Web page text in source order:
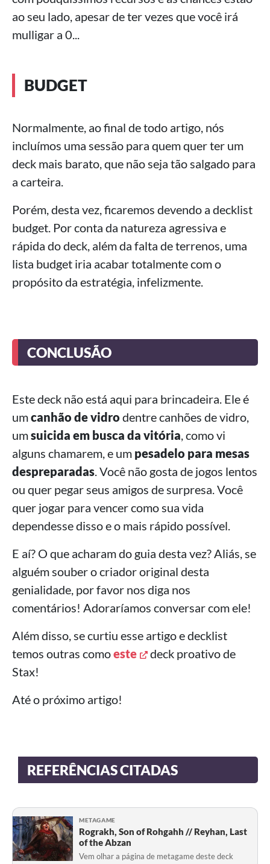
ao seu lado, apesar de ter vezes que você irá
mulligar a 0...
BUDGET
Normalmente, ao final de todo artigo, nós
incluímos uma sessão para quem quer ter um
deck mais barato, que não seja tão salgado para
a carteira.
Porém, desta vez, ficaremos devendo a decklist
budget. Por conta da natureza agressiva e
rápida do deck, além da falta de terrenos, uma
lista budget iria acabar totalmente com o
propósito da estratégia, infelizmente.
CONCLUSÃO
Este deck não está aqui para brincadeira. Ele é
umcanhão de vidro dentre canhões de vidro,
umsuicida em busca da vitória, como vi
alguns chamarem, e um pesadelo para mesas
despreparadas. Você não gosta de jogos lentos
ou quer pegar seus amigos de surpresa. Você
quer jogar para vencer como sua vida
dependesse disso e o mais rápido possível.
E aí? O que acharam do guia desta vez? Aliás, se
alguém souber o criador original desta
genialidade, por favor nos diga nos
comentários! Adoraríamos conversar com ele!
Além disso, se curtiu esse artigo e decklist
temos outras comoeste
deck proativo de
Stax!
Até o próximo artigo!
REFERÊNCIAS CITADAS
METAGAME
Rograkh, Son of Rohgahh // Reyhan, Last
of the Abzan
Vem olhar a página de metagame deste deck